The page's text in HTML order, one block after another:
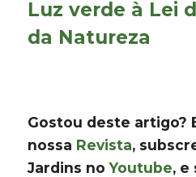
Luz verde à Lei
da Natureza
Gostou deste artigo?
nossa Revista,
Jardins noYoutube, e